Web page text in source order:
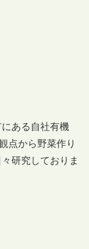
ある自社有機
点から野菜作り
研究しておりま